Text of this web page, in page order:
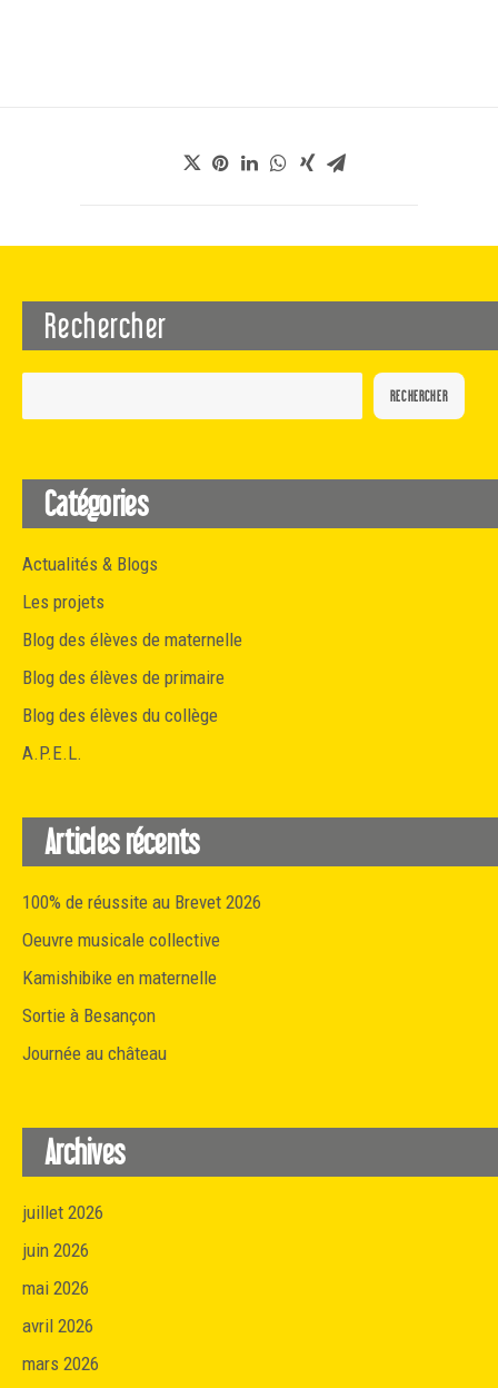
Rechercher
RECHERCHER
Catégories
Actualités & Blogs
Les projets
Blog des élèves de maternelle
Blog des élèves de primaire
Blog des élèves du collège
A.P.E.L.
Articles récents
100% de réussite au Brevet 2026
Oeuvre musicale collective
Kamishibike en maternelle
Sortie à Besançon
Journée au château
Archives
juillet 2026
juin 2026
mai 2026
avril 2026
mars 2026